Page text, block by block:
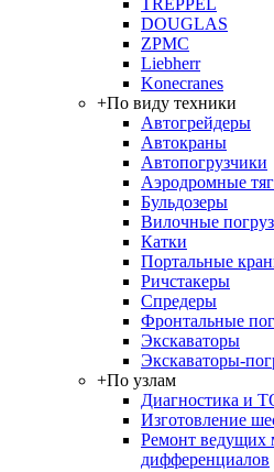
TREPPEL
DOUGLAS
ZPMC
Liebherr
Konecranes
+По виду техники
Автогрейдеры
Автокраны
Автопогрузчики
Аэродромные
Бульдозеры
Вилочные
Катки
Портальные
Ричстакеры
Спредеры
Фронтальные
Экскаваторы
Экскаваторы-
+По узлам
Диагностика и
Изготовление
Ремонт ведущих
дифференциалов